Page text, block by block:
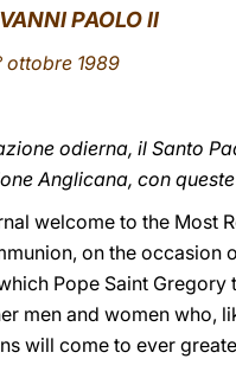
PAOLO II
ottobre 1989
odierna, il Santo
Anglicana, con
welcome to the Most
on the occasion
Pope Saint Gregory
men and women who,
will come to ever